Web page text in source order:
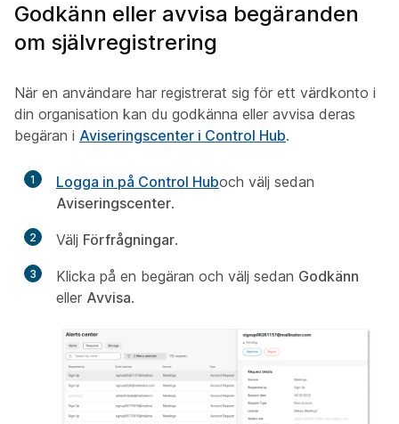
Godkänn eller avvisa begäranden
om självregistrering
När en användare har registrerat sig för ett värdkonto i
din organisation kan du godkänna eller avvisa deras
begäran i Aviseringscenter i Control Hub.
1 Logga in på Control Huboch välj sedan
Aviseringscenter.
2 Välj Förfrågningar.
3 Klicka på en begäran och välj sedan Godkänn
eller Avvisa.